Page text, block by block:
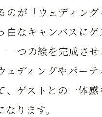
のが「ウェディン
白なキャンバスに
一つの絵を完成さ
ェディングやパー
、ゲストとの一体
ります。